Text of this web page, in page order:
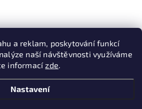
a reklam, poskytování funkcí
naší návštěvnosti využíváme
informacízde.
Nastavení